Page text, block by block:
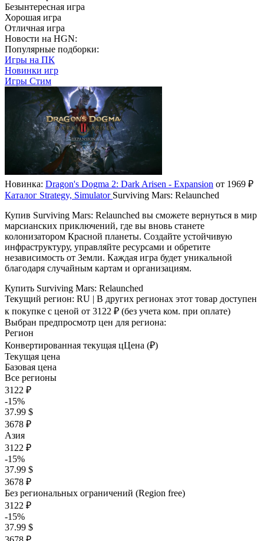
Безынтересная игра
Хорошая игра
Отличная игра
Новости на HGN:
Популярные подборки:
Игры на ПК
Новинки игр
Игры Стим
Новинка: Dragon's Dogma 2: Dark Arisen - Expansion от 1969 ₽
Каталог Strategy, Simulator Surviving Mars: Relaunched
Купив Surviving Mars: Relaunched вы сможете вернуться в мир
марсианских приключений, где вы вновь станете
колонизатором Красной планеты. Создайте устойчивую
инфраструктуру, управляйте ресурсами и обретите
независимость от Земли. Каждая игра будет уникальной
благодаря случайным картам и организациям.
Купить Surviving Mars: Relaunched
Текущий регион: RU | В других регионах этот товар доступен
к покупке с ценой от 3122 ₽ (без учета ком. при оплате)
Выбран предпросмотр цен для региона:
Регион
Конвертированная текущая цЦена (₽)
Текущая цена
Базовая цена
Все регионы
3122 ₽
-15%
37.99 $
3678 ₽
Азия
3122 ₽
-15%
37.99 $
3678 ₽
Без региональных ограничений (Region free)
3122 ₽
-15%
37.99 $